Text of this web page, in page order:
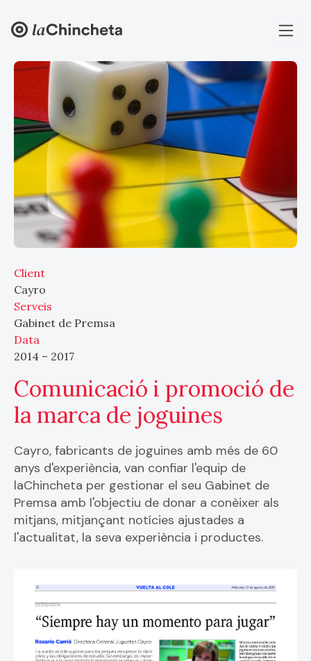
Client
Cayro
Serveis
Gabinet de Premsa
Data
2014 – 2017
Comunicació i promoció de
la marca de joguines
Cayro, fabricants de joguines amb més de 60
anys d'experiència, van confiar l'equip de
laChincheta per gestionar el seu Gabinet de
Premsa amb l'objectiu de donar a conèixer als
mitjans, mitjançant notícies ajustades a
l'actualitat, la seva experiència i productes.